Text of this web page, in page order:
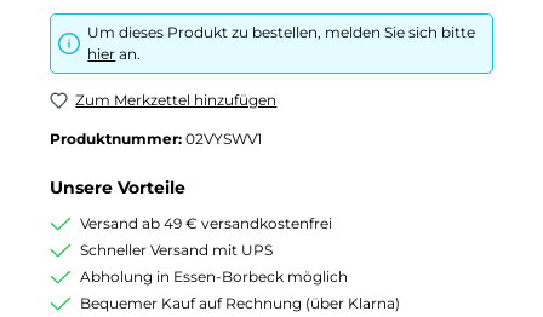
Um dieses Produkt zu bestellen, melden Sie sich bitte
hier an.
Zum Merkzettel hinzufügen
Produktnummer: 02VYSWV1
Unsere Vorteile
Versand ab 49 € versandkostenfrei
Schneller Versand mit UPS
Abholung in Essen-Borbeck möglich
Bequemer Kauf auf Rechnung (über Klarna)